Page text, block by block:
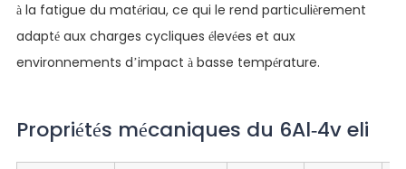
à la fatigue du matériau, ce qui le rend particulièrement
adapté aux charges cycliques élevées et aux
environnements d’impact à basse température.
Propriétés mécaniques du 6Al-4v eli